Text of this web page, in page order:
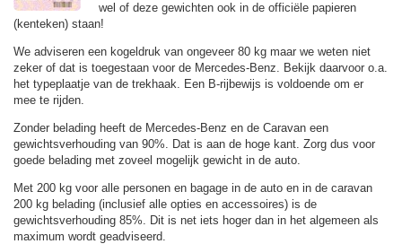
wel of deze gewichten ook in de officiële papieren
(kenteken) staan!
We adviseren een kogeldruk van ongeveer 80 kg maar we weten niet
zeker of dat is toegestaan voor de Mercedes-Benz. Bekijk daarvoor o.a.
het typeplaatje van de trekhaak. Een B-rijbewijs is voldoende om er
mee te rijden.
Zonder belading heeft de Mercedes-Benz en de Caravan een
gewichtsverhouding van 90%. Dat is aan de hoge kant. Zorg dus voor
goede belading met zoveel mogelijk gewicht in de auto.
Met 200 kg voor alle personen en bagage in de auto en in de caravan
200 kg belading (inclusief alle opties en accessoires) is de
gewichtsverhouding 85%. Dit is net iets hoger dan in het algemeen als
maximum wordt geadviseerd.